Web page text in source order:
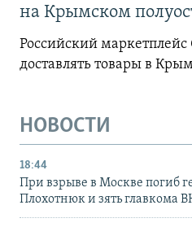
на Крымском
Российский маркетплейс
доставлять товары в
НОВОСТИ
18:44
При взрыве в Москве погиб
Плохотнюк и зять главкома